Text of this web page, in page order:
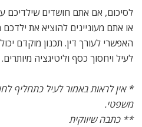
לסיכום, אם אתם חושדים שילדיכם
או אתם מעוניינים להוציא את
האפשרי לעורך דין. תכנון מוקדם
לעיל ויחסוך כסף וליטיגציה מיותרים.
* אין לראות באמור לעיל כתחליף
משפטי.
*‭ *‬כתבה‭ ‬שיווקית